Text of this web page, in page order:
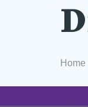
Home